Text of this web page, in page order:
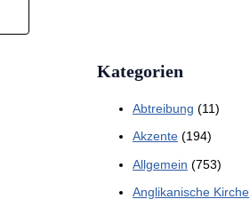
Kategorien
Abtreibung (11)
Akzente (194)
Allgemein (753)
Anglikanische Kirche